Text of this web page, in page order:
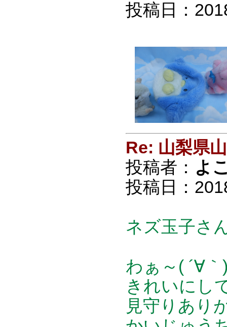
投稿日：
Re: 山梨県
投稿者： よ
投稿日：
ネズ玉子さ
わぁ～( ´∀
きれいにし
見守りあり